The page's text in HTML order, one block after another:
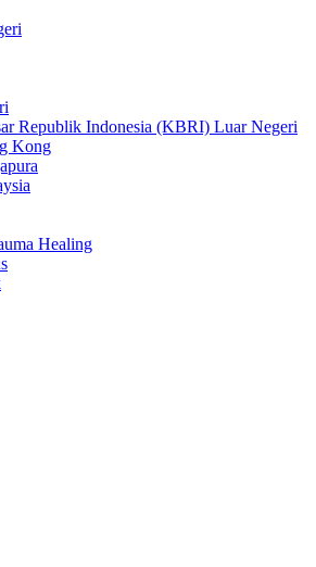
Republik Indonesia (KBRI) Luar Negeri
Kong
Healing